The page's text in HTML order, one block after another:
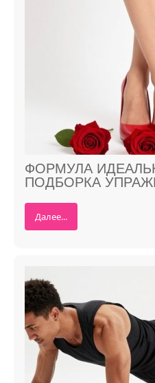
ФОРМУЛА
ПОДБОРКА
Далее...